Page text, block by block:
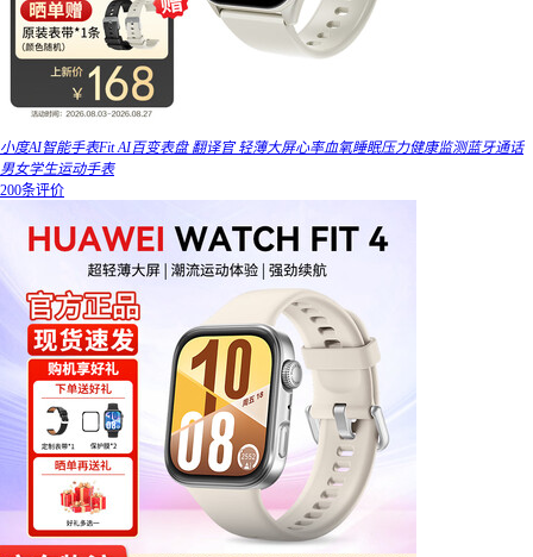
小度AI智能手表Fit AI百变表盘 翻译官 轻薄大屏心率血氧睡眠压力健康监测蓝牙通话
男女学生运动手表
200条评价